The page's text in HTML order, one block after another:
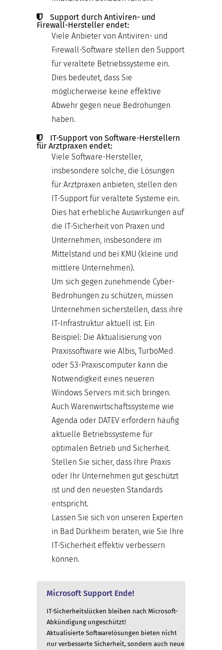
Support durch Antiviren- und
Firewall-Hersteller endet:
Viele Anbieter von Antiviren- und
Firewall-Software stellen den Support
für veraltete Betriebssysteme ein.
Dies bedeutet, dass Sie
möglicherweise keine effektive
Abwehr gegen neue Bedrohungen
haben.
IT-Support von Software-Herstellern
für Arztpraxen endet:
Viele Software-Hersteller,
insbesondere solche, die Lösungen
für Arztpraxen anbieten, stellen den
IT-Support für veraltete Systeme ein.
Dies hat erhebliche Auswirkungen auf
die IT-Sicherheit von Praxen und
Unternehmen, insbesondere im
Mittelstand und bei KMU (kleine und
mittlere Unternehmen).
Um sich gegen zunehmende Cyber-
Bedrohungen zu schützen, müssen
Unternehmen sicherstellen, dass ihre
IT-Infrastruktur aktuell ist. Ein
Beispiel: Die Aktualisierung von
Praxissoftware wie Albis, TurboMed
oder S3-Praxiscomputer kann die
Notwendigkeit eines neueren
Windows Servers mit sich bringen.
Auch Warenwirtschaftssysteme wie
Agenda oder DATEV erfordern häufig
aktuelle Betriebssysteme für
optimalen Betrieb und Sicherheit.
Stellen Sie sicher, dass Ihre Praxis
oder Ihr Unternehmen gut geschützt
ist und den neuesten Standards
entspricht.
Lassen Sie sich von unseren Experten
in Bad Dürkheim beraten, wie Sie Ihre
IT-Sicherheit effektiv verbessern
können.
Microsoft Support Ende!
IT-Sicherheitslücken bleiben nach Microsoft-
Abkündigung ungeschützt!
Aktualisierte Softwarelösungen bieten nicht
nur verbesserte Sicherheit, sondern auch neue